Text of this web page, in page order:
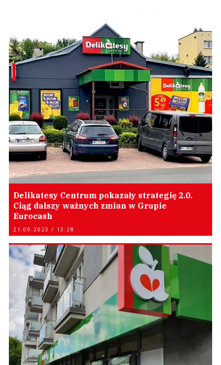
Delikatesy Centrum pokazały strategię 2.0.
Ciąg dalszy ważnych zmian w Grupie
Eurocash
21.09.2023 / 13:28